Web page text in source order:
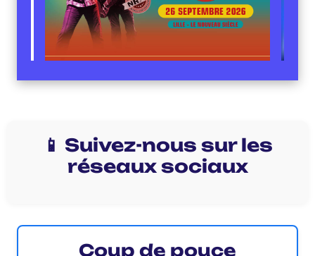
📱 Suivez-nous sur les
réseaux sociaux
Coup de pouce